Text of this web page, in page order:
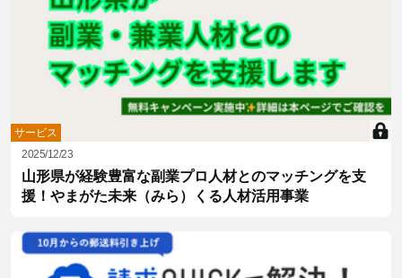
サービス
2025/12/23
山形県が経験豊富な副業プロ人材とのマッチングを支
援！やまがた未来（みら）くる人材活用事業